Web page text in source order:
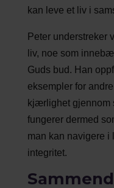
kan leve et liv i
Peter understreker
liv, noe som
Guds bud. Han
eksempler for
kjærlighet gjennom
fungerer dermed
man kan navigere i
integritet.